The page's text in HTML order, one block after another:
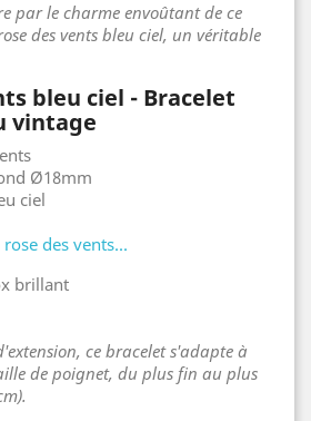
par le charme envoûtant de ce
des vents bleu ciel, un véritable
bleu ciel - Bracelet
vintage
Ø18mm
ciel
des vents...
brillant
ce bracelet s'adapte à
de poignet, du plus fin au plus